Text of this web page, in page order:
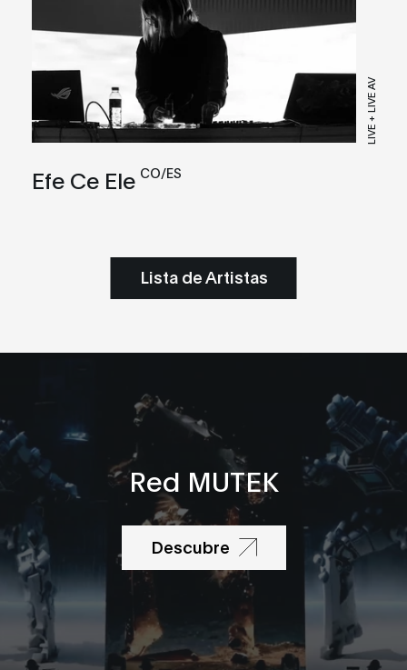
LIVE + LIVE AV
Efe Ce Ele CO/ES
Lista de Artistas
Red MUTEK
Descubre